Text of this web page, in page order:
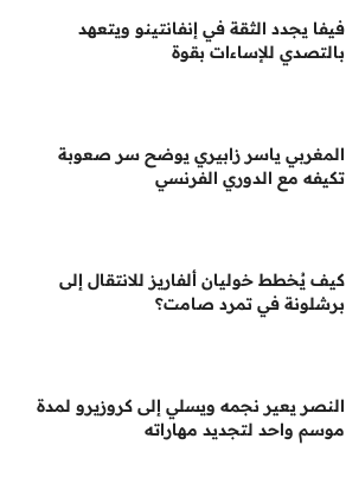
فيفا يجدد الثقة في إنفانتينو ويتعهد
بالتصدي للإساءات بقوة
المغربي ياسر زابيري يوضح سر صعوبة
تكيفه مع الدوري الفرنسي
كيف يُخطط خوليان ألفاريز للانتقال إلى
برشلونة في تمرد صامت؟
النصر يعير نجمه ويسلي إلى كروزيرو لمدة
موسم واحد لتجديد مهاراته